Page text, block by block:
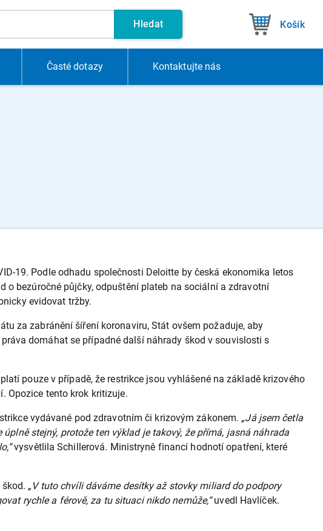
Hledat Košík
Časté dotazy Kontaktujte nás
19. Podle odhadu společnosti Deloitte by česká ekonomika letos
o bezúročné půjčky, odpuštění plateb na sociální a zdravotní
evidovat tržby.
za zabránění šíření koronaviru, Stát ovšem požaduje, aby
domáhat se případné další náhrady škod v souvislosti s
pouze v případě, že restrikce jsou vyhlášené na základě krizového
Opozice tento krok kritizuje.
vydávané pod zdravotním či krizovým zákonem. „Já jsem četla
stejný, protože ten výklad je takový, že přímá, jasná náhrada
vysvětlila Schillerová. Ministryně financí hodnotí opatření, které
„V tuto chvíli dáváme desítky až stovky miliard do podpory
rychle a férově, za tu situaci nikdo nemůže,“uvedl Havlíček.